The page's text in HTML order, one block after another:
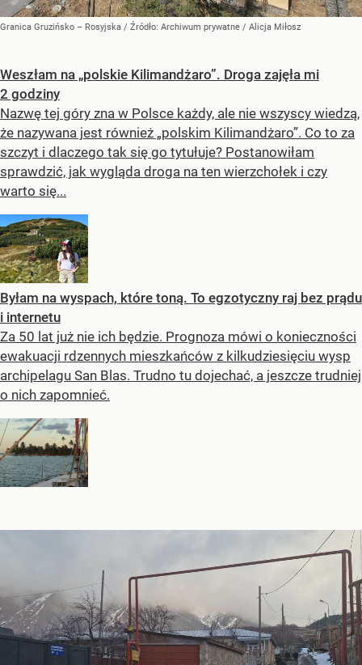
Granica Gruzińsko – Rosyjska / Źródło: Archiwum prywatne / Alicja Miłosz
Weszłam na „polskie Kilimandżaro”. Droga zajęła mi
2 godziny
Nazwę tej góry zna w Polsce każdy, ale nie wszyscy wiedzą,
że nazywana jest również „polskim Kilimandżaro”. Co to za
szczyt i dlaczego tak się go tytułuje? Postanowiłam
sprawdzić, jak wygląda droga na ten wierzchołek i czy
warto się...
Byłam na wyspach, które toną. To egzotyczny raj bez prądu
i internetu
Za 50 lat już nie ich będzie. Prognoza mówi o konieczności
ewakuacji rdzennych mieszkańców z kilkudziesięciu wysp
archipelagu San Blas. Trudno tu dojechać, a jeszcze trudniej
o nich zapomnieć.